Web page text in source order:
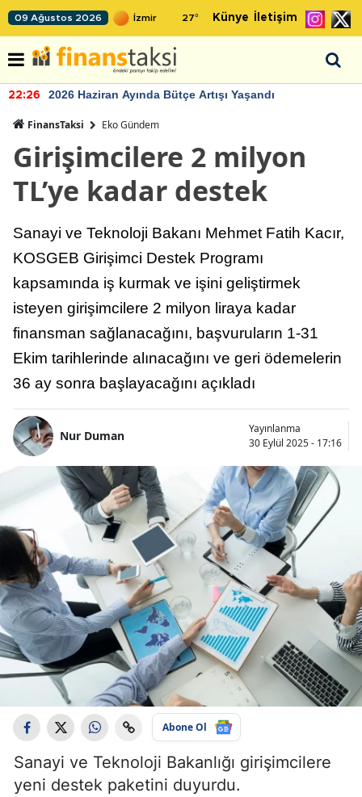
09 Ağustos 2026 27° Künye İletişim
22:26 2026 Haziran Ayında Bütçe Artışı Yaşandı
FinansTaksi Eko Gündem
Girişimcilere 2 milyon
TL’ye kadar destek
Sanayi ve Teknoloji Bakanı Mehmet Fatih Kacır,
KOSGEB Girişimci Destek Programı
kapsamında iş kurmak ve işini geliştirmek
isteyen girişimcilere 2 milyon liraya kadar
finansman sağlanacağını, başvuruların 1-31
Ekim tarihlerinde alınacağını ve geri ödemelerin
36 ay sonra başlayacağını açıkladı
Nur Duman
Yayınlanma
30 Eylül 2025 - 17:16
Abone Ol
Sanayi ve Teknoloji Bakanlığı girişimcilere
yeni destek paketini duyurdu.